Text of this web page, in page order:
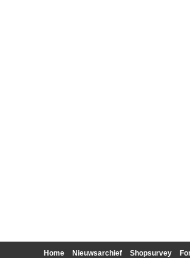
Home Nieuwsarchief Shopsurvey